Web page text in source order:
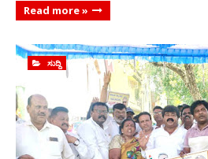
Read more »
ಸುದ್ದಿ